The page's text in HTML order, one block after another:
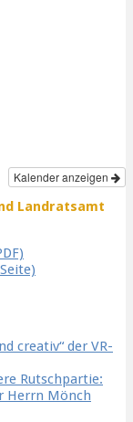
Kalender anzeigen
Landratsamt
creativ“ der VR-
Rutschpartie:
Herrn Mönch